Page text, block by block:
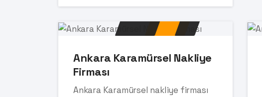
Ankara Karamürsel Nakliye
Firması
Ankara Karamürsel nakliye firması